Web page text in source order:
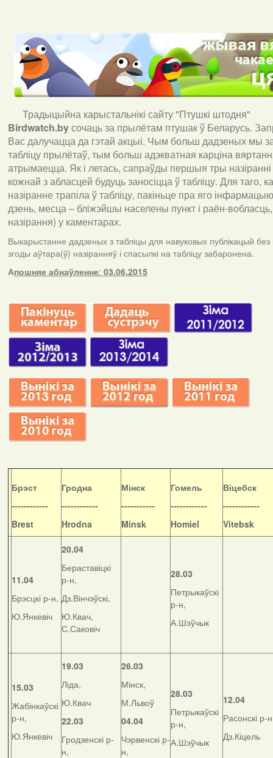
Традыцыйна карыстальнікі сайту "Птушкі штодня"
Birdwatch.byсочаць за прылётам птушак ў Беларусь.
Вас далучацца да гэтай акцыі. Чым больш дадзеных мы
табліцу прылётаў, тым больш адэкватная карціна
атрымаецца. Як і летась, сапраўды першыя тры
кожнай з абласцей будуць заносіцца ў табліцу. Для таго,
назіранне трапіла ў табліцу, пакіньце пра яго
дзень, месца – бліжэйшы населены пункт і раён-
назірання) у каментарах.
Выкарыстанне дадзеных з табліцы для навуковых публікацый без
згоды аўтара(ў) назіранняў і спасылкі на табліцу забаронена.
Апошняе абнаўленне: 03.06.2015
Брэст
------------
Brest
Гродна
------------
Hrodna
Мінск
-----------
Minsk
Гомель
------------
Homiel
Віцебск
------------
Vitebsk
11.04
Брэсцкі р-н,
Ю.Янкевіч
20.04
Бераставіцкі
р-н,
Дз.Вінчэўскі,
Ю.Квач,
С.Саковіч
28.03
Петрыкаўскі
р-н,
А.Шэўчык
15.03
Жабінкаўскі
р-н,
Ю.Янкевіч
19.03
Ліда,
Ю.Квач
22.03
Гродзенскі р-
н,
26.03
Мінск,
М.Львоў
04.04
Чэрвенскі р-
н,
28.03
Петрыкаўскі
р-н,
А.Шэўчык
12.04
Расонскі р-
Дз.Кіцель